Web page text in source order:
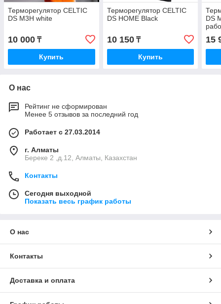
Терморегулятор CELTIC
DS M3H white
10 000 ₸
Купить
Терморегулятор CELTIC
DS HOME Black
10 150₸
Купить
DS
15
О нас
Рейтинг не сформирован
Менее 5 отзывов за последний год
Работает с 27.03.2014
г. Алматы
Береке 2 ,д.12, Алматы, Казахстан
Контакты
Сегодня выходной
Показать весь график работы
О нас
Контакты
Доставка и оплата